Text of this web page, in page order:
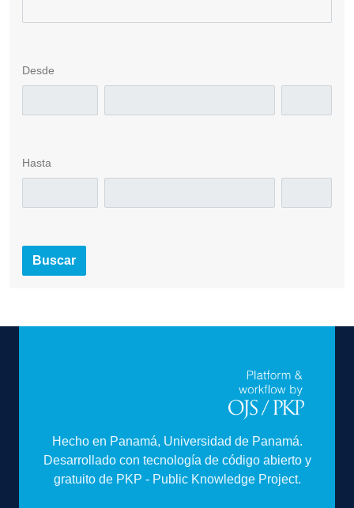
Desde
Hasta
Buscar
Hecho en Panamá, Universidad de Panamá.
Desarrollado con tecnología de código abierto y
gratuito de PKP - Public Knowledge Project.